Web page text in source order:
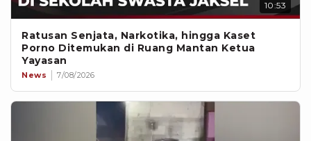
10:53
Ratusan Senjata, Narkotika, hingga Kaset
Porno Ditemukan di Ruang Mantan Ketua
Yayasan
News 7/08/2026